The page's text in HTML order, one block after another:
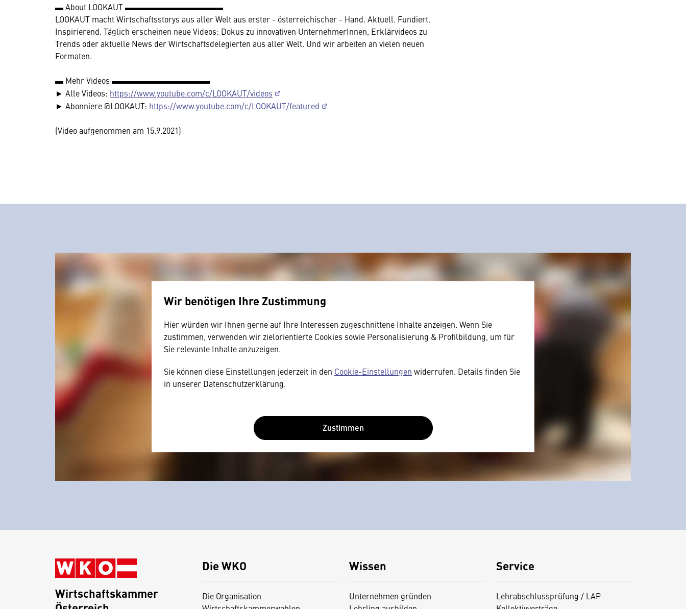
▬ About LOOKAUT ▬▬▬▬▬▬▬▬▬▬▬▬
LOOKAUT macht Wirtschaftsstorys aus aller Welt aus erster - österreichischer - Hand. Aktuell. Fundiert.
Inspirierend. Täglich erscheinen neue Videos: Dokus zu innovativen UnternehmerInnen, Erklärvideos zu
Trends oder aktuelle News der Wirtschaftsdelegierten aus aller Welt. Und wir arbeiten an vielen neuen
Formaten.
▬ Mehr Videos ▬▬▬▬▬▬▬▬▬▬▬▬
► Alle Videos: https://www.youtube.com/c/LOOKAUT/videos
► Abonniere @LOOKAUT: https://www.youtube.com/c/LOOKAUT/featured
(Video aufgenommen am 15.9.2021)
Wir benötigen Ihre Zustimmung
Hier würden wir Ihnen gerne auf Ihre Interessen zugeschnittene Inhalte anzeigen. Wenn Sie
zustimmen, verwenden wir zielorientierte Cookies sowie Personalisierung & Profilbildung, um für
Sie relevante Inhalte anzuzeigen.
Sie können diese Einstellungen jederzeit in den Cookie-Einstellungen widerrufen. Details finden Sie
in unserer Datenschutzerklärung.
Zustimmen
Die WKO
Die Organisation
Wissen
Unternehmen gründen
Service
Lehrabschlussprüfung / LAP
Wirtschaftskammer